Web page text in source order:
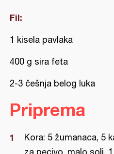
Fil:
1 kisela pavlaka
400 g sira feta
2-3 češnja belog luka
Priprema
Kora: 5 žumanaca, 5
za pecivo, malo soli,